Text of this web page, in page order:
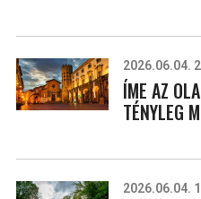
2026.06.04.
ÍME AZ
TÉNYLEG
2026.06.04.